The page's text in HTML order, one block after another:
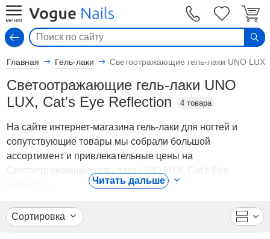
Главная Гель-лаки Светоотражающие гель-лаки UNO
Светоотражающие гель-лаки UNO
LUX, Cat's Eye Reflection
4 товара
На сайте интернет-магазина гель-лаки для ногтей и
сопутствующие товары мы собрали большой
ассортимент и привлекательные цены на
Светоотражающие гель-лаки UNO LUX, Cat's Eye
В каталоге представлены Гель-лаки - Светоотражающие
гель-лаки UNO LUX, Cat's Eye Reflection от ведущих
Читать дальше
Сортировка